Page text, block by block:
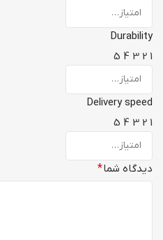
Durability
1
2
3
4
5
Delivery speed
1
2
3
4
5
دیدگاه شما*